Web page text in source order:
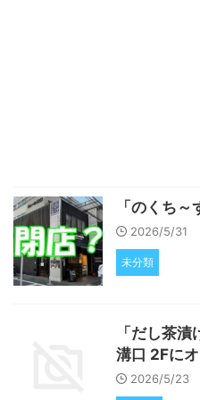
「のくち
2026/5/31
未分類
「だし茶
溝口 2Fに
2026/5/23